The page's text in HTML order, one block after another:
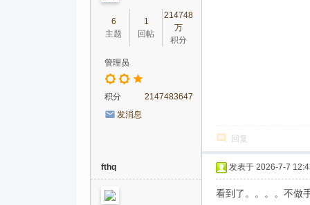
6
主题
1
回帖
214748
万
积分
管理员
积分
2147483647
发消息
回复
fthq 发表于 2026-7-7
看到了。。。。不做